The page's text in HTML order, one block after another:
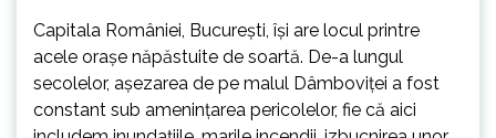
Capitala României, București, își are locul printre
acele orașe năpăstuite de soartă. De-a lungul
secolelor, așezarea de pe malul Dâmboviței a fost
constant sub amenințarea pericolelor, fie că aici